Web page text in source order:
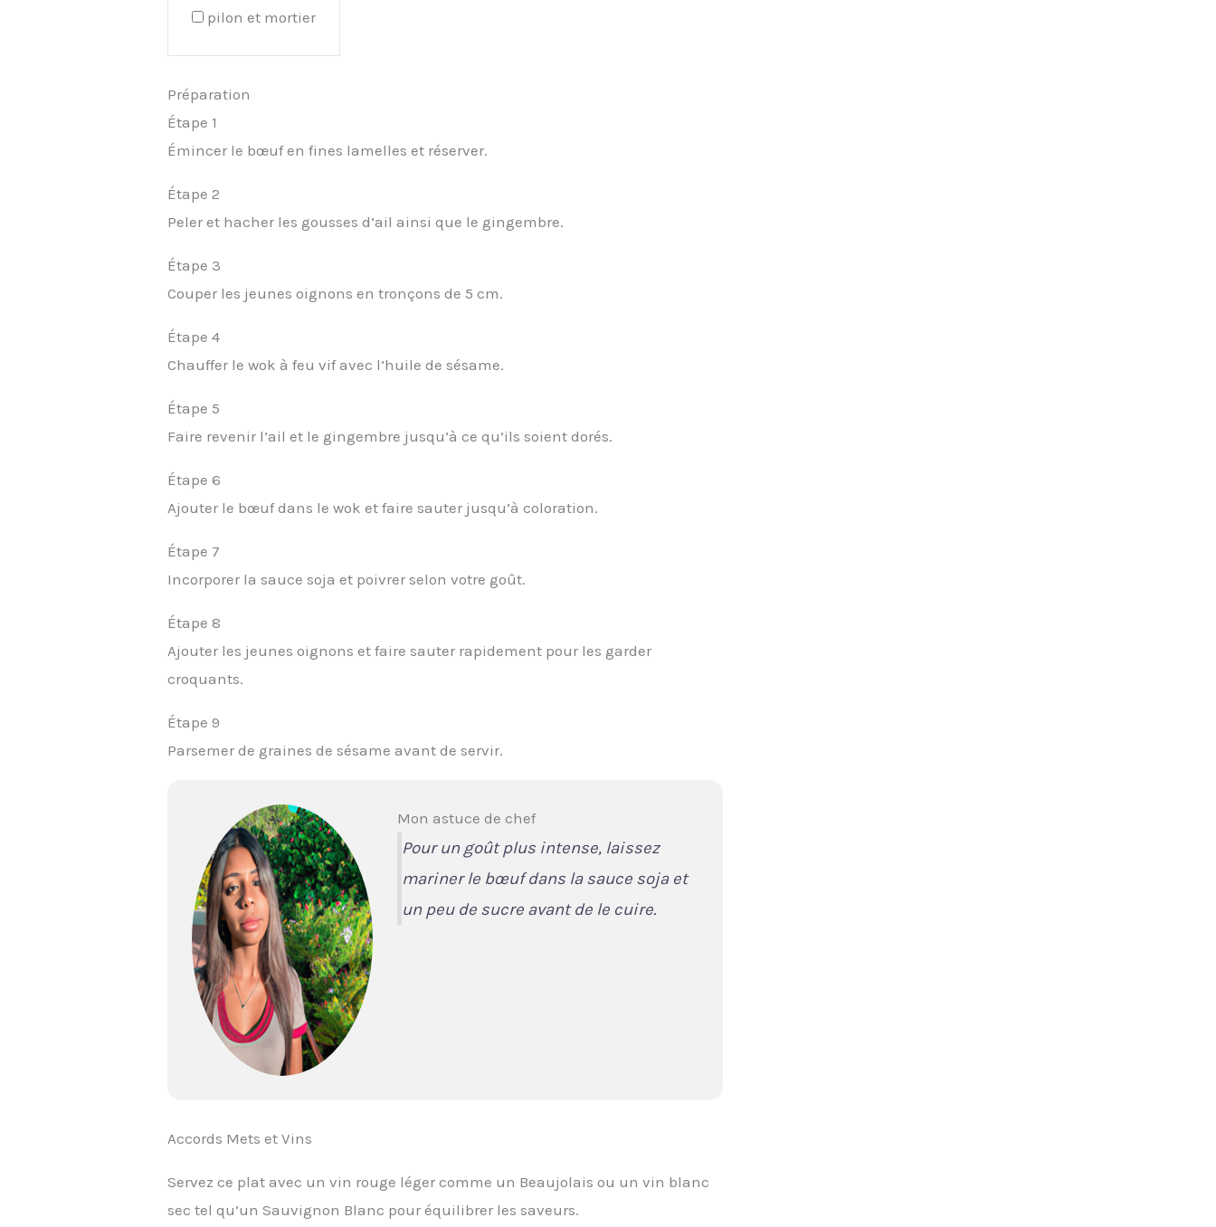
pilon et mortier
Préparation
Étape 1
Émincer le bœuf en fines lamelles et réserver.
Étape 2
Peler et hacher les gousses d’ail ainsi que le gingembre.
Étape 3
Couper les jeunes oignons en tronçons de 5 cm.
Étape 4
Chauffer le wok à feu vif avec l’huile de sésame.
Étape 5
Faire revenir l’ail et le gingembre jusqu’à ce qu’ils soient dorés.
Étape 6
Ajouter le bœuf dans le wok et faire sauter jusqu’à coloration.
Étape 7
Incorporer la sauce soja et poivrer selon votre goût.
Étape 8
Ajouter les jeunes oignons et faire sauter rapidement pour les garder
croquants.
Étape 9
Parsemer de graines de sésame avant de servir.
Mon astuce de chef
Pour un goût plus intense, laissez
mariner le bœuf dans la sauce soja et
un peu de sucre avant de le cuire.
Accords Mets et Vins
Servez ce plat avec un vin rouge léger comme un Beaujolais ou un vin blanc
sec tel qu’un Sauvignon Blanc pour équilibrer les saveurs.